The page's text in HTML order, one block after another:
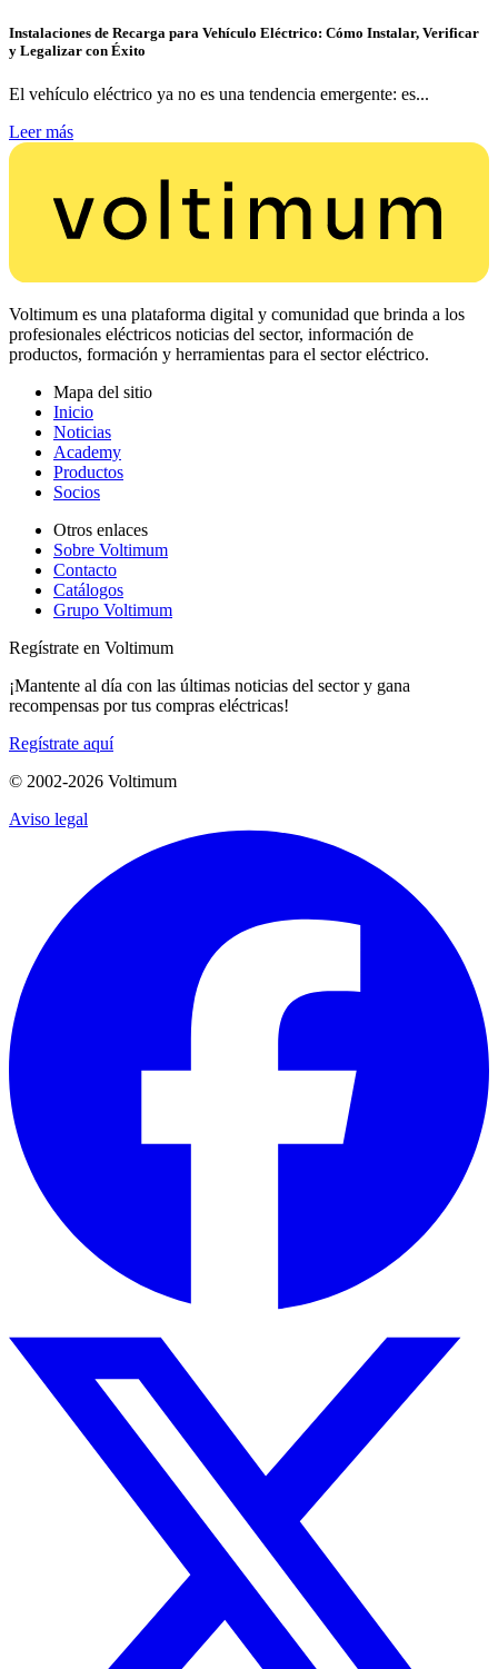
Instalaciones de Recarga para Vehículo Eléctrico: Cómo Instalar, Verificar
y Legalizar con Éxito
El vehículo eléctrico ya no es una tendencia emergente: es...
Leer más
Voltimum es una plataforma digital y comunidad que brinda a los
profesionales eléctricos noticias del sector, información de
productos, formación y herramientas para el sector eléctrico.
Mapa del sitio
Inicio
Noticias
Academy
Productos
Socios
Otros enlaces
Sobre Voltimum
Contacto
Catálogos
Grupo Voltimum
Regístrate en Voltimum
¡Mantente al día con las últimas noticias del sector y gana
recompensas por tus compras eléctricas!
Regístrate aquí
© 2002-2026 Voltimum
Aviso legal